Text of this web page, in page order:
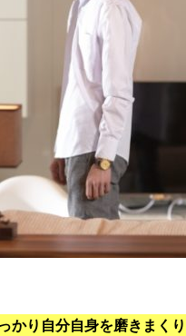
かり自分自身を磨きまく